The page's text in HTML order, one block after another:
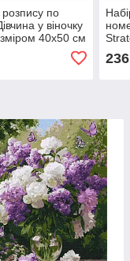
по
у віночку
40х50 см
236